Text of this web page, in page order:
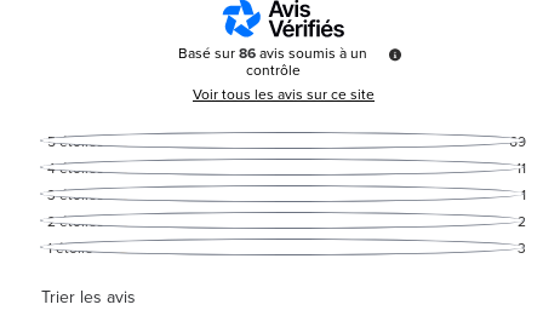
Basé sur86avis soumis à un
contrôle
Voir tous les avis sur ce site
5étoiles
69
4étoiles
11
3étoiles
1
2étoiles
2
1étoile 3
Trier les avis